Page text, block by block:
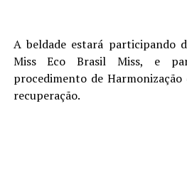
A beldade estará participando
Miss Eco Brasil Miss, e
procedimento de
recuperação.